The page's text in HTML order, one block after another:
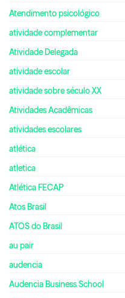
Atendimento psicológico
atividade complementar
Atividade Delegada
atividade escolar
atividade sobre século XX
Atividades Acadêmicas
atividades escolares
atlética
atletica
Atlética FECAP
Atos Brasil
ATOS do Brasil
au pair
audencia
Audencia Business School